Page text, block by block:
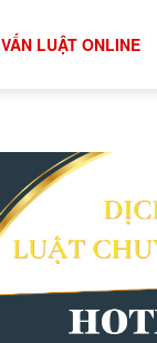
LUẬT ONLINE